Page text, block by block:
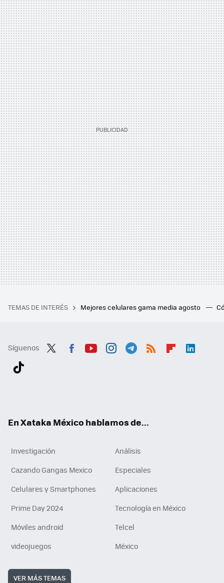
TEMAS DE INTERÉS Mejores celulares gama media agosto
Síguenos
En Xataka México hablamos de...
Investigación
Análisis
Cazando Gangas Mexico
Especiales
Celulares y Smartphones
Aplicaciones
Prime Day 2024
Tecnología en México
Móviles android
Telcel
videojuegos
México
VER MÁS TEMAS